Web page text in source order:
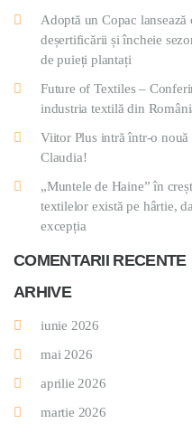
Adoptă un Copac
deșertificării și încheie
de puieți plantați
Future of Textiles –
industria textilă din
Viitor Plus intră într-o
Claudia!
„Muntele de Haine” în
textilelor există pe hârtie,
excepția
COMENTARII RECENTE
ARHIVE
iunie 2026
mai 2026
aprilie 2026
martie 2026